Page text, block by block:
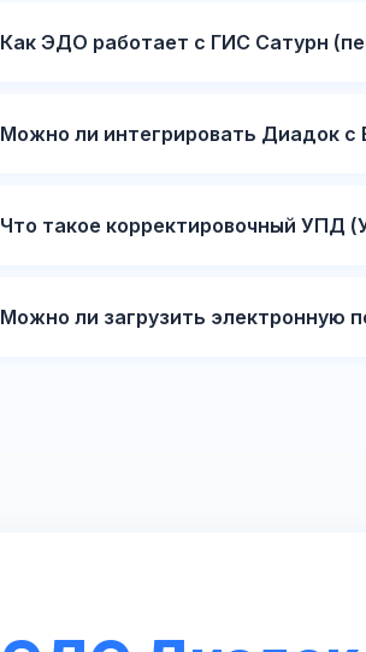
Как ЭДО работает с ГИС Сатурн
Можно ли интегрировать Диадок с
Что такое корректировочный УПД
Можно ли загрузить электронную